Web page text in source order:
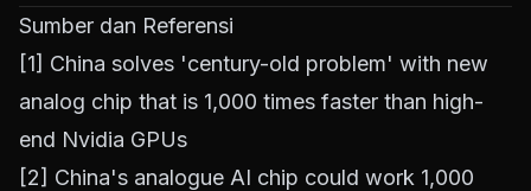
Sumber dan Referensi
[1] China solves 'century-old problem' with new
analog chip that is 1,000 times faster than high-
end Nvidia GPUs
[2] China's analogue AI chip could work 1,000